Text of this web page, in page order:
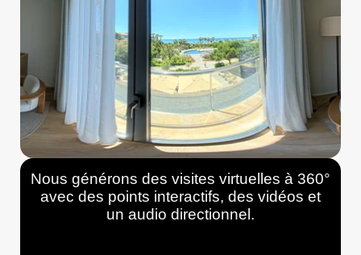
Nous générons des visites virtuelles à 360°
avec des points interactifs, des vidéos et
un audio directionnel.